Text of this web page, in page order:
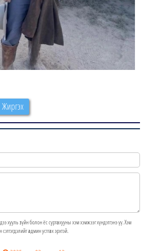
Жиргэх
хууль зүйн болон ёс суртахууны хэм хэмжээг хүндэтгэнэ үү. Хэм
админ устгах эрхтэй.